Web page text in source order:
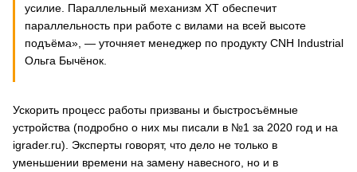
усилие. Параллельный механизм XT обеспечит
параллельность при работе с вилами на всей высоте
подъёма», — уточняет менеджер по продукту CNH Industrial
Ольга Бычёнок.
Ускорить процесс работы призваны и быстросъёмные
устройства (подробно о них мы писали в №1 за 2020 год и на
igrader.ru). Эксперты говорят, что дело не только в
уменьшении времени на замену навесного, но и в